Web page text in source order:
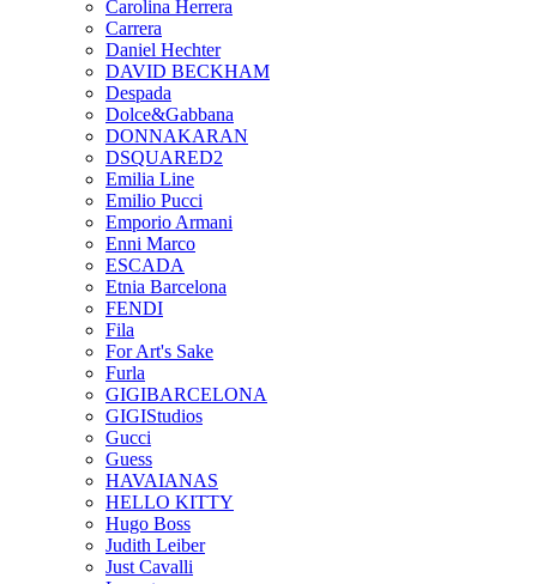
Carolina Herrera
Carrera
Daniel Hechter
DAVID BECKHAM
Despada
Dolce&Gabbana
DONNAKARAN
DSQUARED2
Emilia Line
Emilio Pucci
Emporio Armani
Enni Marco
ESCADA
Etnia Barcelona
FENDI
Fila
For Art's Sake
Furla
GIGIBARCELONA
GIGIStudios
Gucci
Guess
HAVAIANAS
HELLO KITTY
Hugo Boss
Judith Leiber
Just Cavalli